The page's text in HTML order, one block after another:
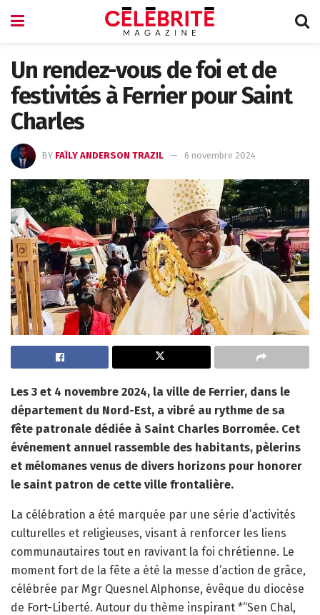
Un rendez-vous de foi et de
festivités à Ferrier pour Saint
Charles
BY FAÏLY ANDERSON TRAZIL 6 novembre 2024
Les 3 et 4 novembre 2024, la ville de Ferrier, dans le
département du Nord-Est, a vibré au rythme de sa
fête patronale dédiée à Saint Charles Borromée. Cet
événement annuel rassemble des habitants, pèlerins
et mélomanes venus de divers horizons pour honorer
le saint patron de cette ville frontalière.
La célébration a été marquée par une série d’activités
culturelles et religieuses, visant à renforcer les liens
communautaires tout en ravivant la foi chrétienne. Le
moment fort de la fête a été la messe d’action de grâce,
célébrée par Mgr Quesnel Alphonse, évêque du diocèse
de Fort-Liberté. Autour du thème inspirant *“Sen Chal,